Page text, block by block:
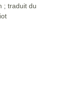
; traduit du